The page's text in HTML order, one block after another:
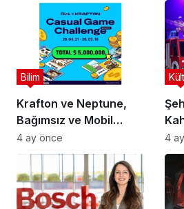
Okandan Oldu!
Krafton ve Neptune,
Bağımsız ve Mobil
Oyun Geliştiricileri İçin
5 Milyon Dolarlık
Küresel Oyun
Yarışmasını Başlattı
Bilim
4 ay önce 4